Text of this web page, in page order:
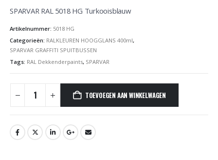
SPARVAR RAL 5018 HG Turkooisblauw
Artikelnummer: 5018 HG
Categorieën: RALKLEUREN HOOGGLANS 400ml,
SPARVAR GRAFFITI SPUITBUSSEN
Tags: RAL Dekkenderpaints, SPARVAR
TOEVOEGEN AAN WINKELWAGEN